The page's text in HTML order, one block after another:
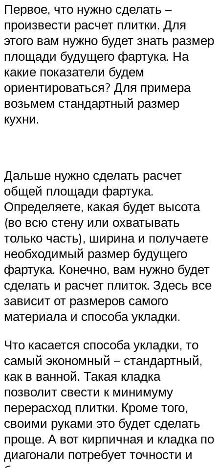
Первое, что нужно сделать –
произвести расчет плитки. Для
этого вам нужно будет знать размер
площади будущего фартука. На
какие показатели будем
ориентироваться? Для примера
возьмем стандартный размер
кухни.
Дальше нужно сделать расчет
общей площади фартука.
Определяете, какая будет высота
(во всю стену или охватывать
только часть), ширина и получаете
необходимый размер будущего
фартука. Конечно, вам нужно будет
сделать и расчет плиток. Здесь все
зависит от размеров самого
материала и способа укладки.
Что касается способа укладки, то
самый экономный – стандартный,
как в ванной. Такая кладка
позволит свести к минимуму
перерасход плитки. Кроме того,
своими руками это будет сделать
проще. А вот кирпичная и кладка по
диагонали потребует точности и